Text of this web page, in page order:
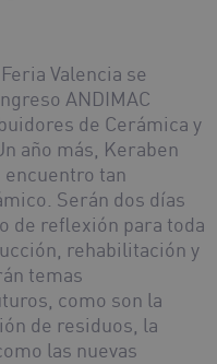
Valencia se
ANDIMAC
de Cerámica y
año más, Keraben
tan
Serán dos días
de reflexión para toda
rehabilitación y
temas
como son la
de residuos, la
las nuevas